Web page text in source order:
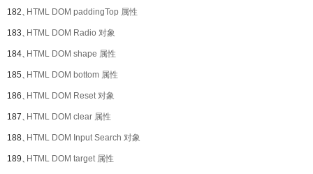
182、HTML DOM paddingTop 属性
183、HTML DOM Radio 对象
184、HTML DOM shape 属性
185、HTML DOM bottom 属性
186、HTML DOM Reset 对象
187、HTML DOM clear 属性
188、HTML DOM Input Search 对象
189、HTML DOM target 属性